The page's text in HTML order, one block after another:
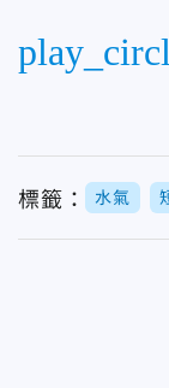
標籤： 水氣